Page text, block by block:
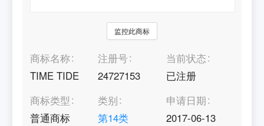
监控此商标
商标名称
TIME TIDE
注册号
24727153
当前状态
已注册
商标类型
普通商标
类别
第14类
申请日期
2017-06-13